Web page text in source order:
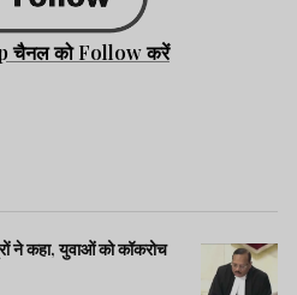
चैनल को Follow करें
ने कहा, युवाओं को कॉकरोच